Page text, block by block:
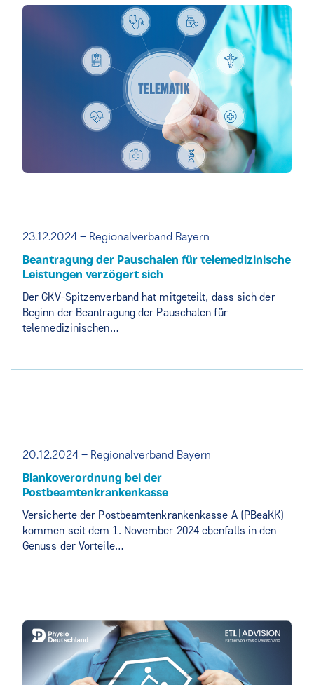
23.12.2024 – Regionalverband Bayern
Beantragung der Pauschalen für telemedizinische
Leistungen verzögert sich
Der GKV-Spitzenverband hat mitgeteilt, dass sich der
Beginn der Beantragung der Pauschalen für
telemedizinischen…
20.12.2024 – Regionalverband Bayern
Blankoverordnung bei der
Postbeamtenkrankenkasse
Versicherte der Postbeamtenkrankenkasse A (PBeaKK)
kommen seit dem 1. November 2024 ebenfalls in den
Genuss der Vorteile…